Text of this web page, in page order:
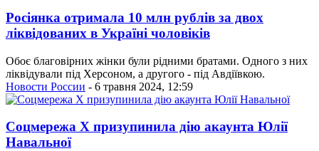
Росіянка отримала 10 млн рублів за двох
ліквідованих в Україні чоловіків
Обоє благовірних жінки були рідними братами. Одного з них
ліквідували під Херсоном, а другого - під Авдіївкою.
Новости России - 6 травня 2024, 12:59
Соцмережа X призупинила дію акаунта Юлії
Навальної